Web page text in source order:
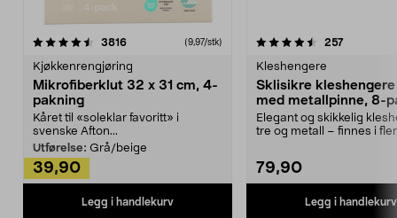
3816anmeldelser(9,97/stk)
Kjøkkenrengjøring
Mikrofiberklut 32 x 31 cm, 4-
pakning
Kåret til «soleklar favoritt» i
svenske Afton...
Utførelse: Grå/beige
39,90
Legg i handlekurv
4.5av 5 stjerner 257
Kleshengere
Sklisikre
med metallpinne, 8-
Elegant og skikkelig
tre og metall – finnes i
79,90
Legg i handlekurv
4.5av 5 stjerner